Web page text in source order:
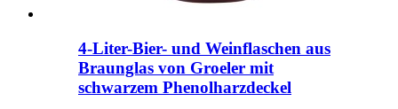
4-Liter-Bier- und Weinflaschen aus
Braunglas von Groeler mit
schwarzem Phenolharzdeckel